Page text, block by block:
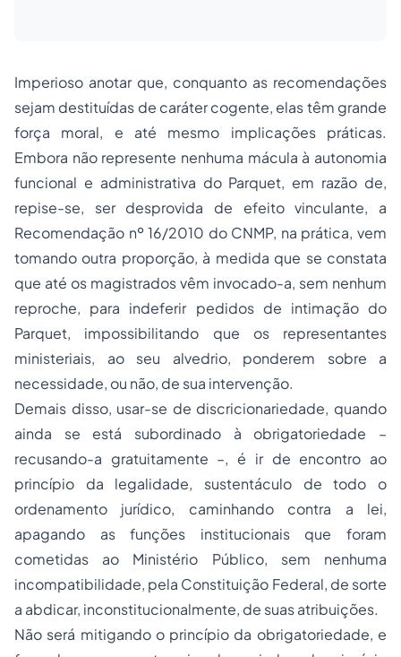
Imperioso anotar que, conquanto as recomendações
sejam destituídas de caráter cogente, elas têm grande
força moral, e até mesmo implicações práticas.
Embora não represente nenhuma mácula à autonomia
funcional e administrativa do Parquet, em razão de,
repise-se, ser desprovida de efeito vinculante, a
Recomendação nº 16/2010 do CNMP, na prática, vem
tomando outra proporção, à medida que se constata
que até os magistrados vêm invocado-a, sem nenhum
reproche, para indeferir pedidos de intimação do
Parquet, impossibilitando que os representantes
ministeriais, ao seu alvedrio, ponderem sobre a
necessidade, ou não, de sua intervenção.
Demais disso, usar-se de discricionariedade, quando
ainda se está subordinado à obrigatoriedade –
recusando-a gratuitamente –, é ir de encontro ao
princípio da legalidade, sustentáculo de todo o
ordenamento jurídico, caminhando contra a lei,
apagando as funções institucionais que foram
cometidas ao Ministério Público, sem nenhuma
incompatibilidade, pela Constituição Federal, de sorte
a abdicar, inconstitucionalmente, de suas atribuições.
Não será mitigando o princípio da obrigatoriedade, e